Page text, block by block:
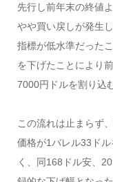
先行し前年末の終値
やや買い戻しが発生
指標が低水準だった
を下げたことにより
7000円ドルを割り込
この流れは止まらず
価格が1バレル33ド
く、同168ドル安、